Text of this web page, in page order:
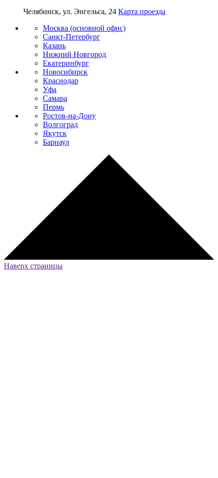
Челябинск, ул. Энгельса, 24 Карта проезда
Москва (основной офис)
Санкт-Петербург
Казань
Нижний Новгород
Екатеринбург
Новосибирск
Краснодар
Уфа
Самара
Пермь
Ростов-на-Дону
Волгоград
Якутск
Барнаул
Наверх страницы